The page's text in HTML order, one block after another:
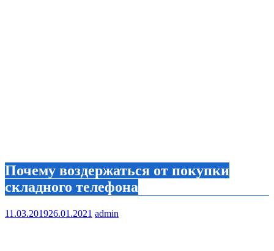
Почему воздержаться от покупки
складного телефона
11.03.201926.01.2021 admin